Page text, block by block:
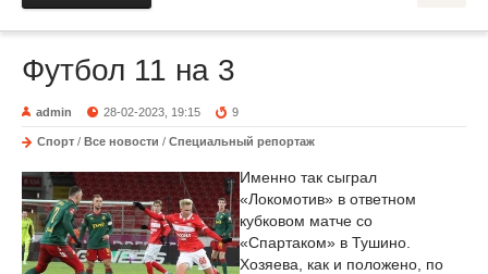
Футбол 11 на 3
admin 28-02-2023, 19:15 9
Спорт / Все новости / Специальный репортаж
Именно так сыграл
«Локомотив» в ответном
кубковом матче со
«Спартаком» в Тушино.
Хозяева, как и положено, по